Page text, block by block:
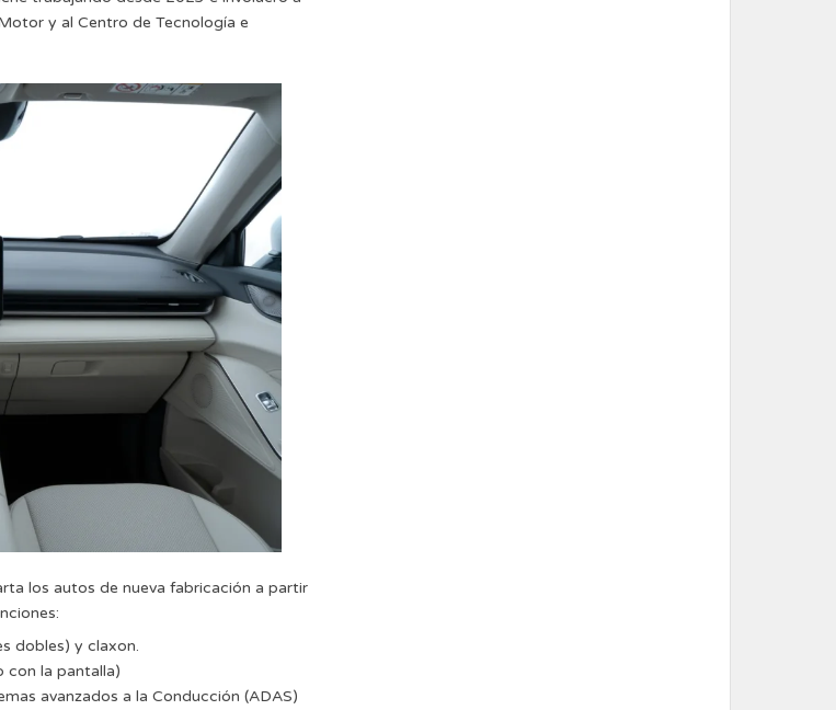
y al Centro de Tecnología e
los autos de nueva fabricación a partir
dobles) y claxon.
con la pantalla)
avanzados a la Conducción (ADAS)